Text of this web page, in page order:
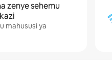
zenye sehemu
mahususi ya